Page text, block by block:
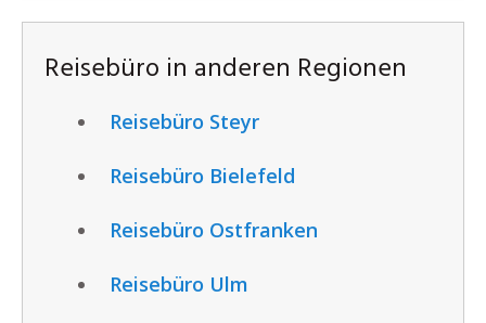
Reisebüro in anderen Regionen
Reisebüro Steyr
Reisebüro Bielefeld
Reisebüro Ostfranken
Reisebüro Ulm